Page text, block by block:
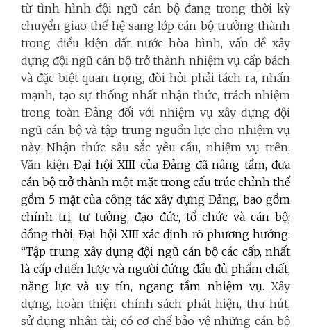
từ tình hình đội ngũ cán bộ đang trong thời kỳ
chuyển giao thế hệ sang lớp cán bộ trưởng thành
trong điều kiện đất nước hòa bình, vấn đề xây
dựng đội ngũ cán bộ trở thành nhiệm vụ cấp bách
và đặc biệt quan trọng, đòi hỏi phải tách ra, nhấn
mạnh, tạo sự thống nhất nhận thức, trách nhiệm
trong toàn Đảng đối với nhiệm vụ xây dựng đội
ngũ cán bộ và tập trung nguồn lực cho nhiệm vụ
này. Nhận thức sâu sắc yêu cầu, nhiệm vụ trên,
Văn kiện Đại hội XIII của Đảng đã nâng tầm, đưa
cán bộ trở thành một mặt trong cấu trúc chỉnh thể
gồm 5 mặt của công tác xây dựng Đảng, bao gồm
chính trị, tư tưởng, đạo đức, tổ chức và cán bộ;
đồng thời, Đại hội XIII xác định rõ phương hướng:
“Tập trung xây dụng đội ngũ cán bộ các cấp, nhất
là cấp chiến lược và người đứng đầu đủ phẩm chất,
năng lực và uy tín, ngang tầm nhiệm vụ. Xây
dựng, hoàn thiện chính sách phát hiện, thu hút,
sử dụng nhân tài; có cơ chế bảo vệ những cán bộ